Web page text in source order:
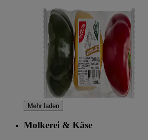
Mehr laden
Molkerei & Käse